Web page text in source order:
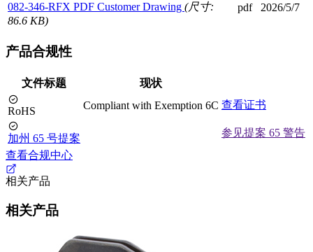
082-346-RFX PDF Customer Drawing (尺寸:
86.6 KB)
pdf 2026/5/7
产品合规性
文件标题 现状
RoHS Compliant with Exemption 6C 查看证书
加州 65 号提案
参见提案 65 警告
查看合规中心
相关产品
相关产品